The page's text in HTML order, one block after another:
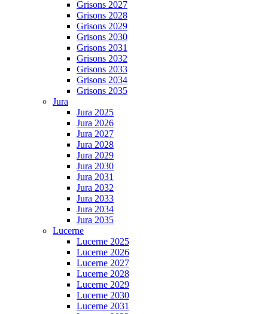
Grisons 2027
Grisons 2028
Grisons 2029
Grisons 2030
Grisons 2031
Grisons 2032
Grisons 2033
Grisons 2034
Grisons 2035
Jura
Jura 2025
Jura 2026
Jura 2027
Jura 2028
Jura 2029
Jura 2030
Jura 2031
Jura 2032
Jura 2033
Jura 2034
Jura 2035
Lucerne
Lucerne 2025
Lucerne 2026
Lucerne 2027
Lucerne 2028
Lucerne 2029
Lucerne 2030
Lucerne 2031